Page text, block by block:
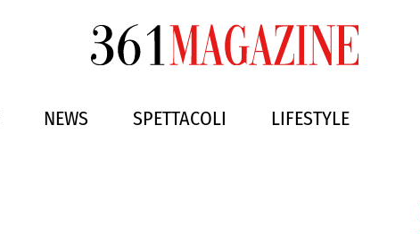
NEWS SPETTACOLI LIFESTYLE